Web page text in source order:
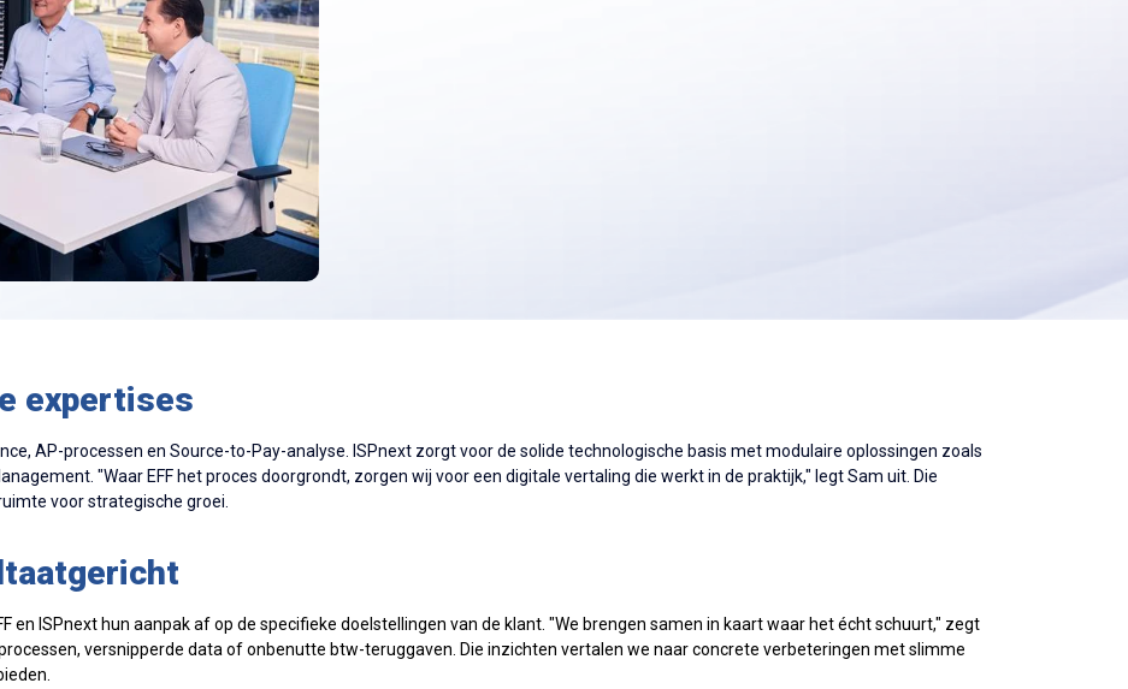
expertises
AP-processen en Source-to-Pay-analyse. ISPnext zorgt voor de solide technologische basis met modulaire oplossingen zoals
"Waar EFF het proces doorgrondt, zorgen wij voor een digitale vertaling die werkt in de praktijk," legt Sam uit. Die
voor strategische groei.
en ISPnext hun aanpak af op de specifieke doelstellingen van de klant. "We brengen samen in kaart waar het écht schuurt," zegt
versnipperde data of onbenutte btw-teruggaven. Die inzichten vertalen we naar concrete verbeteringen met slimme